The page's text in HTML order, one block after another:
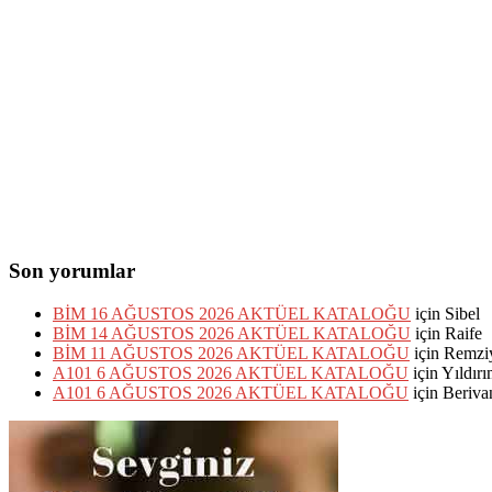
Son yorumlar
BİM 16 AĞUSTOS 2026 AKTÜEL KATALOĞU için Sibel
BİM 14 AĞUSTOS 2026 AKTÜEL KATALOĞU için Raife
BİM 11 AĞUSTOS 2026 AKTÜEL KATALOĞU için
A101 6 AĞUSTOS 2026 AKTÜEL KATALOĞU için
A101 6 AĞUSTOS 2026 AKTÜEL KATALOĞU için